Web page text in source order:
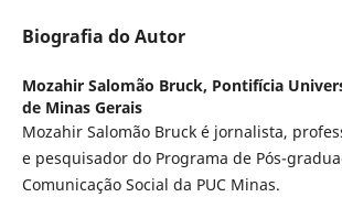
Biografia do Autor
Mozahir Salomão Bruck, Pontifícia
de Minas Gerais
Mozahir Salomão Bruck é jornalista,
e pesquisador do Programa de Pós-
Comunicação Social da PUC Minas.